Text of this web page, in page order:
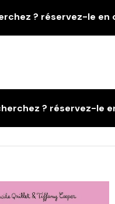
? réservez-le en
? réservez-le